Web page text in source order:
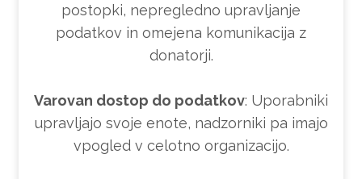
postopki, nepregledno upravljanje
podatkov in omejena komunikacija z
donatorji.
Varovan dostop do podatkov: Uporabniki
upravljajo svoje enote, nadzorniki pa imajo
vpogled v celotno organizacijo.